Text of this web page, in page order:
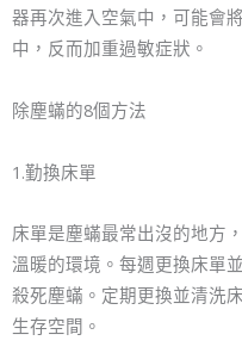
器再次進入空氣中，可能會
中，反而加重過敏症狀。
除塵蟎的8個方法
1.勤換床單
床單是塵蟎最常出沒的地方
溫暖的環境。每週更換床單
殺死塵蟎。定期更換並清洗
生存空間。